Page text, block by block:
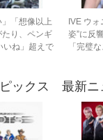
」「想像以上
り、ペンギ
いね」超えで
IVE ウ
姿”に反
「完璧
ピックス 最新ニ